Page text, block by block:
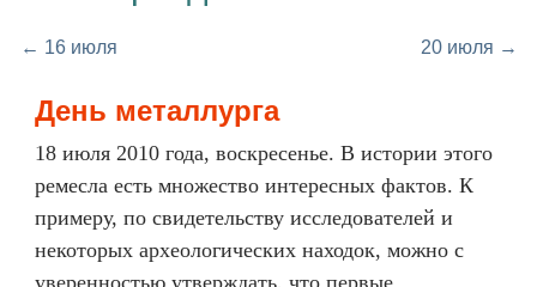
← 16 июля 20 июля →
День металлурга
18 июля 2010 года, воскресенье. В истории этого
ремесла есть множество интересных фактов. К
примеру, по свидетельству исследователей и
некоторых археологических находок, можно с
уверенностью утверждать, что первые